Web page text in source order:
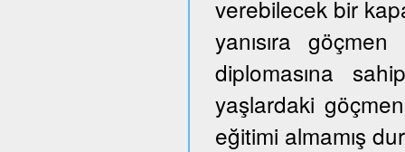
verebilecek bir
yanısıra
diplomasına
yaşlardaki
eğitimi almamış